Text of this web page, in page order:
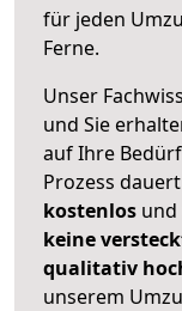
für jeden
Ferne.
Unser
und Sie
auf Ihre
Prozess
kostenlos und
keine
qualitativ
unserem